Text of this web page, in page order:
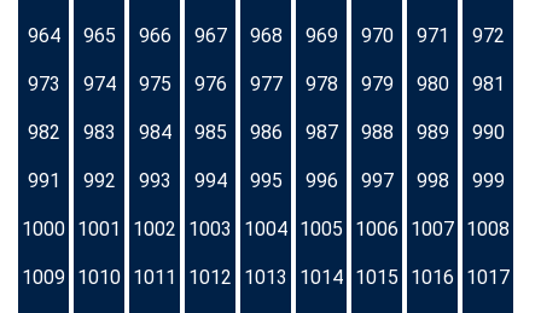
964 965 966 967 968 969 970 971 972
973 974 975 976 977 978 979 980 981
982 983 984 985 986 987 988 989 990
991 992 993 994 995 996 997 998 999
1000 1001 1002 1003 1004 1005 1006 1007 1008
1009 1010 1011 1012 1013 1014 1015 1016 1017